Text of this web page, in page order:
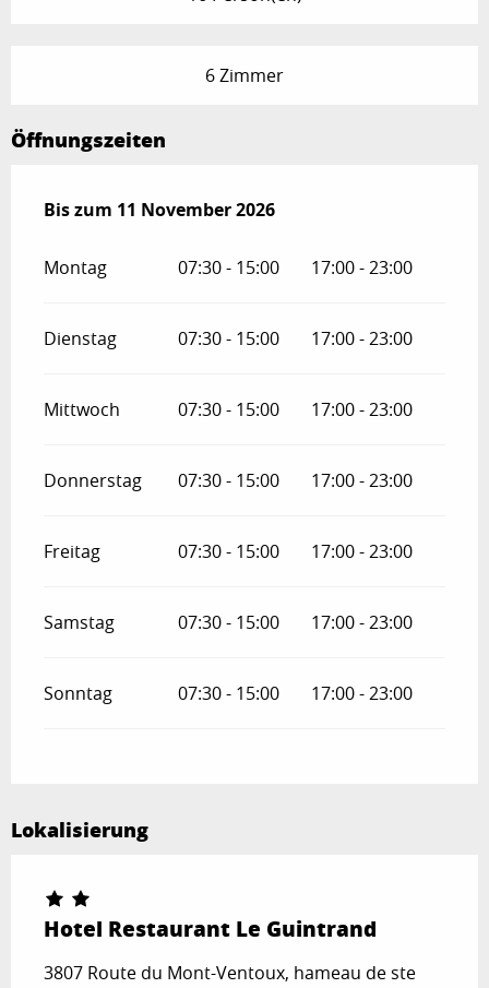
6 Zimmer
Öffnungszeiten
vom27 März 2026bis zum11 November 2026
Bis zum 11 November 2026
Montag 07:30 - 15:00 17:00 - 23:00
Dienstag 07:30 - 15:00 17:00 - 23:00
Mittwoch 07:30 - 15:00 17:00 - 23:00
Donnerstag 07:30 - 15:00 17:00 - 23:00
Freitag 07:30 - 15:00 17:00 - 23:00
Samstag 07:30 - 15:00 17:00 - 23:00
Sonntag 07:30 - 15:00 17:00 - 23:00
Lokalisierung
Hotel Restaurant Le Guintrand
3807 Route du Mont-Ventoux, hameau de ste